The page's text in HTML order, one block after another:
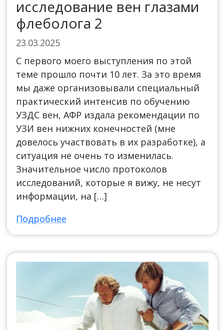
исследование вен глазами
флеболога 2
23.03.2025
С первого моего выступления по этой
теме прошло почти 10 лет. За это время
мы даже организовывали специальный
практический интенсив по обучению
УЗДС вен, АФР издала рекомендации по
УЗИ вен нижних конечностей (мне
довелось участвовать в их разработке), а
ситуация не очень то изменилась.
Значительное число протоколов
исследований, которые я вижу, не несут
информации, на […]
Подробнее